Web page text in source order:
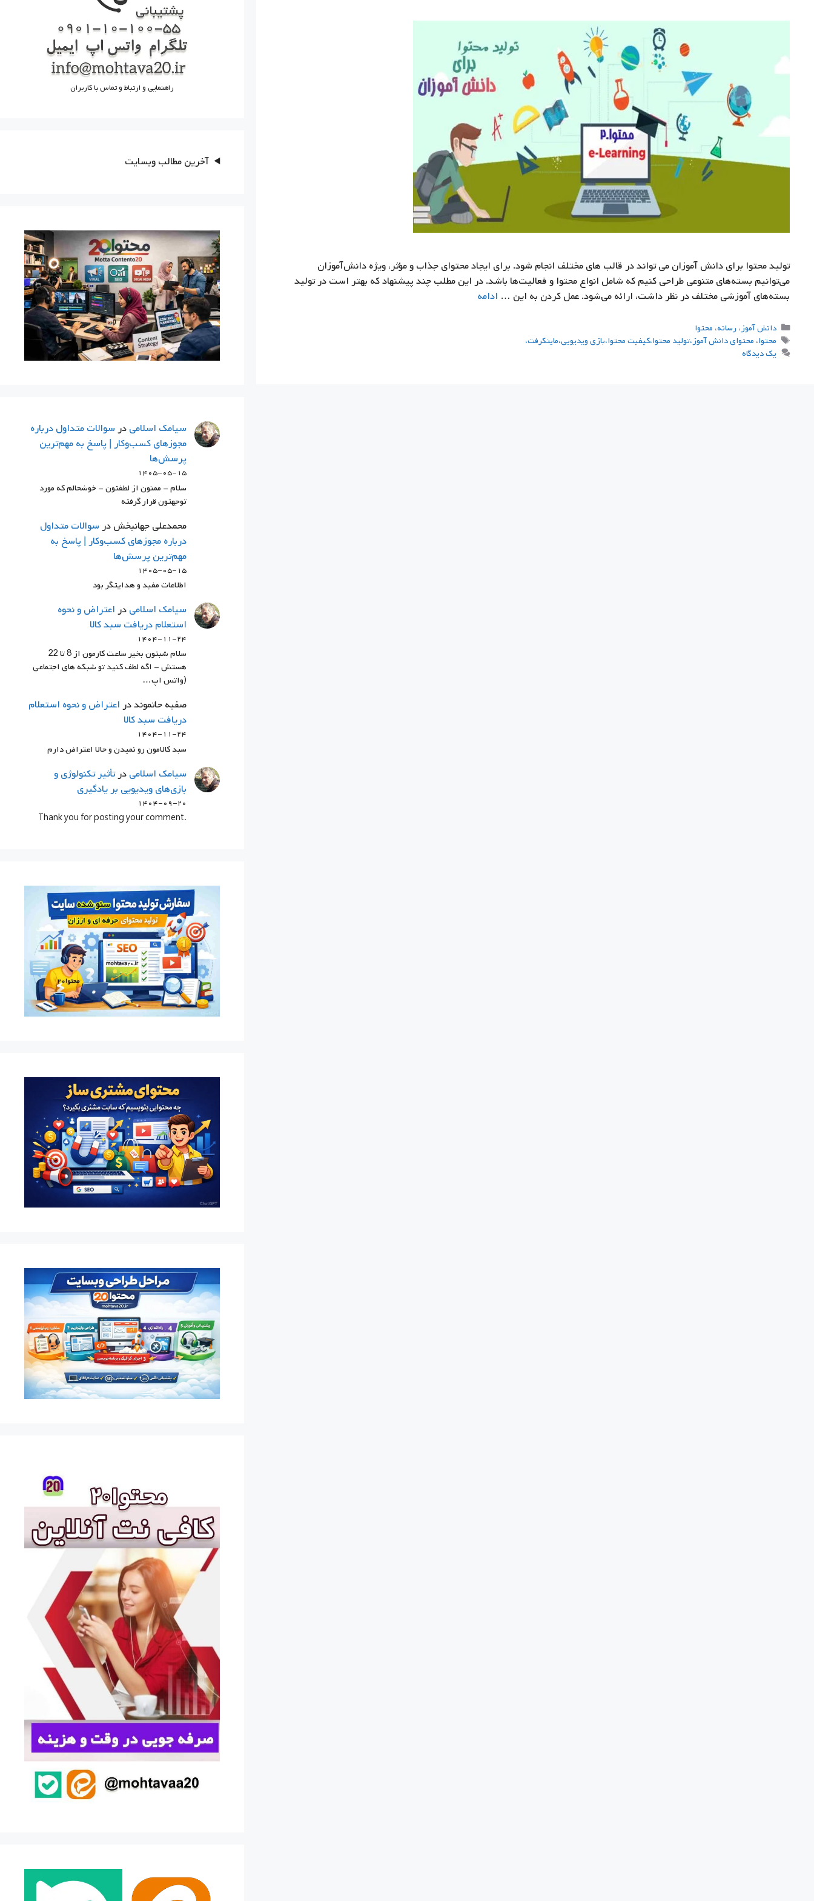
تولید محتوا برای دانش آموزان می تواند در قالب های مختلف انجام شود. برای ایجاد محتوای جذاب و مؤثر، ویژه دانش‌آموزان
می‌توانیم بسته‌های متنوعی طراحی کنیم که شامل انواع محتوا و فعالیت‌ها باشد. در این مطلب چند پیشنهاد که بهتر است در تولید
بسته‌های آموزشی مختلف در نظر داشت، ارائه می‌شود. عمل کردن به این … ادامه
دسته‌ها
دانش آموز، رسانه، محتوا
برچسب‌ها
محتوا، محتوای دانش آموز،تولید محتوا،کیفیت محتوا،بازی ویدیویی،ماینکرفت،
یک دیدگاه
راهنمایی و ارتباط و تماس با کاربران
آخرین مطالب وبسایت
سيامك اسلاميدرسوالات متداول درباره
مجوزهای کسب‌وکار | پاسخ به مهم‌ترین
پرسش‌ها
۱۴۰۵-۰۵-۱۵
سلام - ممنون از لطفتون - خوشحالم که مورد
توجهتون قرار گرفته
محمدعلی جهانبخشدرسوالات متداول
درباره مجوزهای کسب‌وکار | پاسخ به
مهم‌ترین پرسش‌ها
۱۴۰۵-۰۵-۱۵
اطلاعات مفید و هدایتگر بود
سيامك اسلاميدراعتراض و نحوه
استعلام دریافت سبد کالا
۱۴۰۴-۱۱-۲۴
سلام شبتون بخیر ساعت کارمون از 8 تا 22
هستش - اگه لطف کنید تو شبکه های اجتماعی
(واتس اپ…
صفیه حاتمونددراعتراض و نحوه استعلام
دریافت سبد کالا
۱۴۰۴-۱۱-۲۴
سبد کالامون رو نمیدن و حالا اعتراض دارم
سيامك اسلاميدرتأثیر تکنولوژی و
بازی‌های ویدیویی بر یادگیری
۱۴۰۴-۰۹-۲۰
.Thank you for posting your comment